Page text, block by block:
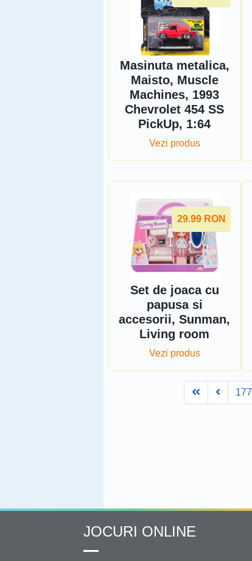
Masinuta metalica,
Maisto, Muscle
Machines, 1993
Chevrolet 454 SS
PickUp, 1:64
Vezi produs
29.99 RON
Set de joaca cu
papusa si
accesorii, Sunman,
Living room
Vezi produs
FirstPrev177
JOCURI ONLINE